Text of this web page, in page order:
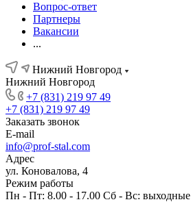
Вопрос-ответ
Партнеры
Вакансии
...
Нижний Новгород
Нижний Новгород
+7 (831) 219 97 49
+7 (831) 219 97 49
Заказать звонок
E-mail
info@prof-stal.com
Адрес
ул. Коновалова, 4
Режим работы
Пн - Пт: 8.00 - 17.00 Сб - Вс: выходные